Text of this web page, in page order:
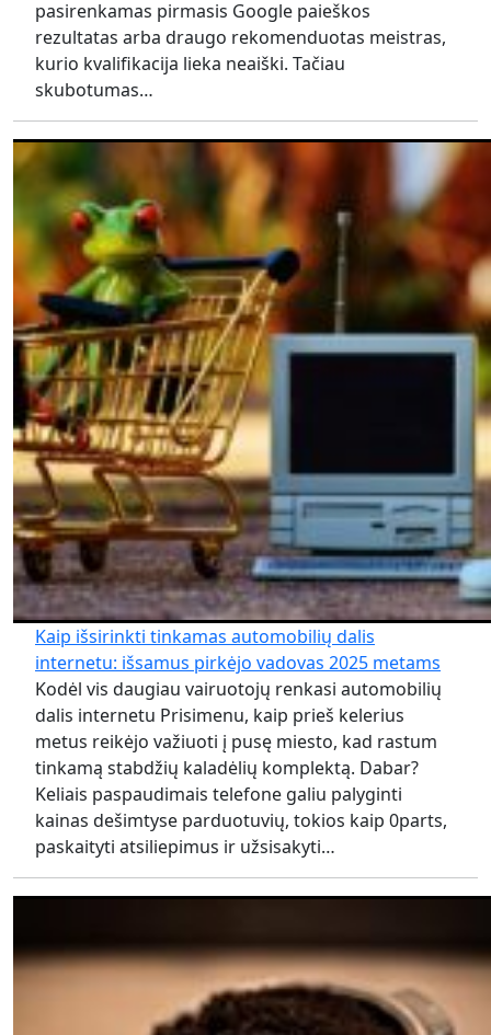
pasirenkamas pirmasis Google paieškos
rezultatas arba draugo rekomenduotas meistras,
kurio kvalifikacija lieka neaiški. Tačiau
skubotumas…
Kaip išsirinkti tinkamas automobilių dalis
internetu: išsamus pirkėjo vadovas 2025 metams
Kodėl vis daugiau vairuotojų renkasi automobilių
dalis internetu Prisimenu, kaip prieš kelerius
metus reikėjo važiuoti į pusę miesto, kad rastum
tinkamą stabdžių kaladėlių komplektą. Dabar?
Keliais paspaudimais telefone galiu palyginti
kainas dešimtyse parduotuvių, tokios kaip 0parts,
paskaityti atsiliepimus ir užsisakyti…